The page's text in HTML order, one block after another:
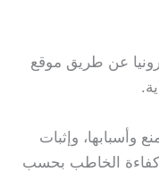
عن طريق موقع
وإثبات
كفاءة الخاطب بحسب